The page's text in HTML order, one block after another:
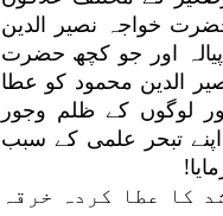
خواجہ نصیر الدین
اور جو کچھ حضرت
الدین محمود کو عطا
لوگوں کے ظلم وجور
تبحر علمی کے سبب
کا عطا کردہ خرقہ